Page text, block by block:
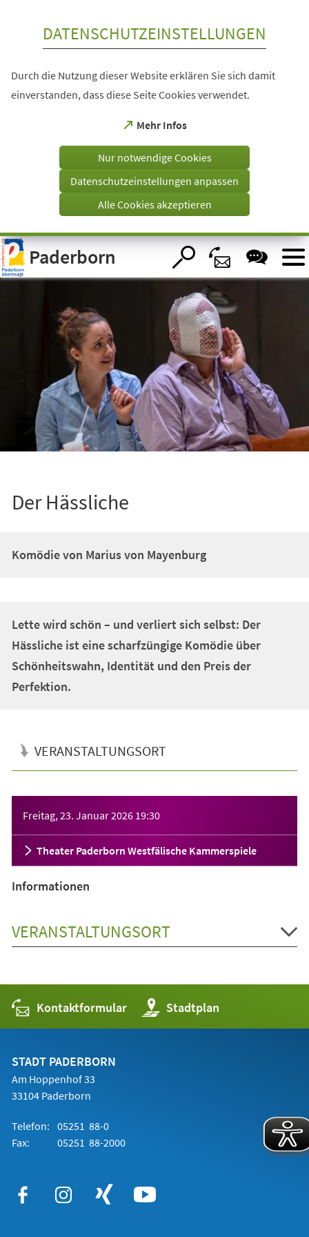
Visuelle
Assistenzsoftware
öffnen.
DATENSCHUTZEINSTELLUNGEN
Durch die Nutzung dieser Website erklären Sie sich damit
einverstanden, dass diese Seite Cookies verwendet.
Mehr Infos
(Öffnet
einem
Tab)
Nur notwendige Cookies
Datenschutzeinstellungen anpassen
Alle Cookies akzeptieren
Paderborn
Der Hässliche
Komödie von Marius von Mayenburg
Lette wird schön – und verliert sich selbst: Der
Hässliche ist eine scharfzüngige Komödie über
Schönheitswahn, Identität und den Preis der
Perfektion.
VERANSTALTUNGSORT
Freitag, 23. Januar 2026 19:30
Theater Paderborn Westfälische Kammerspiele
Informationen
VERANSTALTUNGSORT
Kontaktformular Stadtplan
(Öffnet
in
einem
STADT PADERBORN
Am Hoppenhof 33
33104 Paderborn
Telefon: 05251 88-0
Fax:
05251 88-2000